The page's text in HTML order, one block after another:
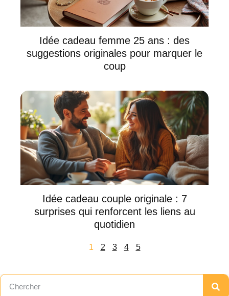
Idée cadeau femme 25 ans : des
suggestions originales pour marquer le
coup
Idée cadeau couple originale : 7
surprises qui renforcent les liens au
quotidien
1 2 3 4 5